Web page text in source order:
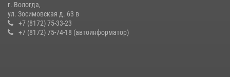
21 единицу оружия изъяли за минувшую неделю сотрудники
Росгвардии в Вологодской области
20 июля 2026, 10:47
г. Вологда,
ул. Зосимовская д. 63 в
+7 (8172) 75-33-23
+7 (8172) 75-74-18 (автоинформатор)